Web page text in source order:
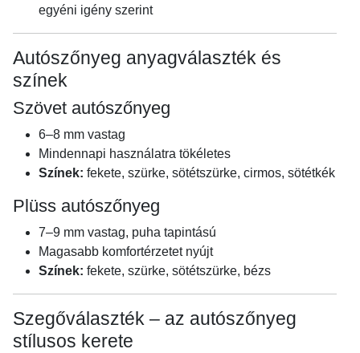
egyéni igény szerint
Autószőnyeg anyagválaszték és
színek
Szövet autószőnyeg
6–8 mm vastag
Mindennapi használatra tökéletes
Színek: fekete, szürke, sötétszürke, cirmos, sötétkék
Plüss autószőnyeg
7–9 mm vastag, puha tapintású
Magasabb komfortérzetet nyújt
Színek: fekete, szürke, sötétszürke, bézs
Szegőválaszték – az autószőnyeg
stílusos kerete